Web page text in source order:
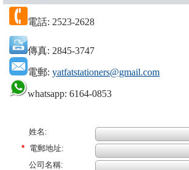
電話: 2523-2628
傳真: 2845-3747
電郵: yatfatstationers@gmail.com
whatsapp: 6164-0853
姓名:
* 電郵地址:
公司名稱: